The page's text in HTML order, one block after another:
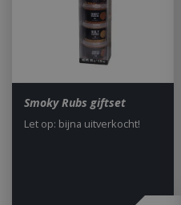
Smoky Rubs giftset
Let op: bijna uitverkocht!